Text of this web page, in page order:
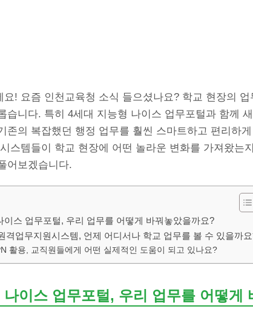
요! 요즘 인천교육청 소식 들으셨나요? 학교 현장의
습니다. 특히 4세대 지능형 나이스 업무포털과 함께
존의 복잡했던 행정 업무를 훨씬 스마트하고 편리하
스템들이 학교 현장에 어떤 놀라운 변화를 가져왔는
어보겠습니다.
이스 업무포털, 우리 업무를 어떻게 바꿔놓았을까요?
격업무지원시스템, 언제 어디서나 학교 업무를 볼 수 있을까
활용, 교직원들에게 어떤 실제적인 도움이 되고 있나요?
나이스 업무포털, 우리 업무를 어떻게